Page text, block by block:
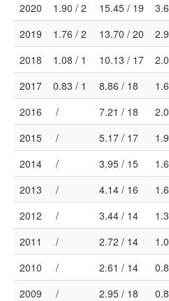
2020
1.90 / 2 15.45 / 19
2019
1.76 / 2 13.70 / 20
2018
1.08 / 1 10.13 / 17
2017
0.83 / 1 8.86 / 18
2016
/ 7.21 / 18
2015
/ 5.17 / 17
2014
/ 3.95 / 15
2013
/ 4.14 / 16
2012
/ 3.44 / 14
2011
/ 2.72 / 14
2010
/ 2.61 / 14
2009
/ 2.95 / 18